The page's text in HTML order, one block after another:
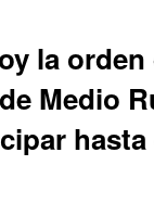
la orden
Medio
hasta